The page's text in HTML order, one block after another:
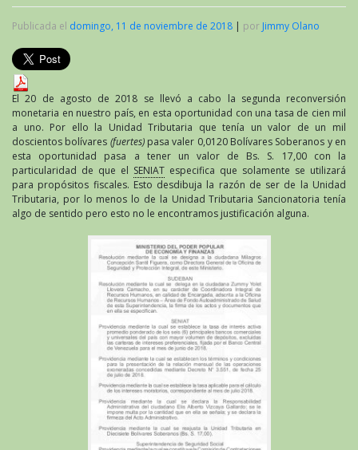
Publicada el domingo, 11 de noviembre de 2018 | por Jimmy Olano
El 20 de agosto de 2018 se llevó a cabo la segunda reconversión
monetaria en nuestro país, en esta oportunidad con una tasa de cien mil
a uno. Por ello la Unidad Tributaria que tenía un valor de un mil
doscientos bolívares (fuertes) pasa valer 0,0120 Bolívares Soberanos y en
esta oportunidad pasa a tener un valor de Bs. S. 17,00 con la
particularidad de que el SENIAT especifica que solamente se utilizará
para propósitos fiscales. Esto desdibuja la razón de ser de la Unidad
Tributaria, por lo menos lo de la Unidad Tributaria Sancionatoria tenía
algo de sentido pero esto no le encontramos justificación alguna.